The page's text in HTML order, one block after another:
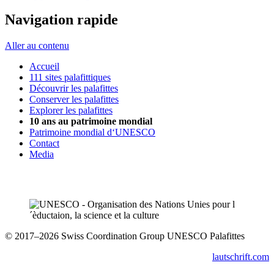
Navigation rapide
Aller au contenu
Accueil
111 sites palafittiques
Découvrir les palafittes
Conserver les palafittes
Explorer les palafittes
10 ans au patrimoine mondial
Patrimoine mondial d‘UNESCO
Contact
Media
© 2017–2026 Swiss Coordination Group UNESCO Palafittes
lautschrift.com